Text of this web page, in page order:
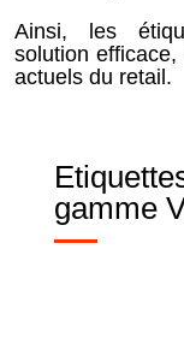
Ainsi, les
solution
actuels du retail.
gamme